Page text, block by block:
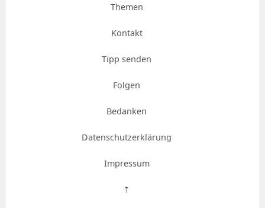
Themen
Kontakt
Tipp senden
Folgen
Bedanken
Datenschutzerklärung
Impressum
⇡